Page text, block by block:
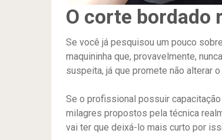
O corte bordado
Se você já pesquisou um pouco
maquininha que, provavelmente,
suspeita, já que promete não alterar
Se o profissional possuir
milagres propostos pela técnica
vai ter que deixá-lo mais curto por